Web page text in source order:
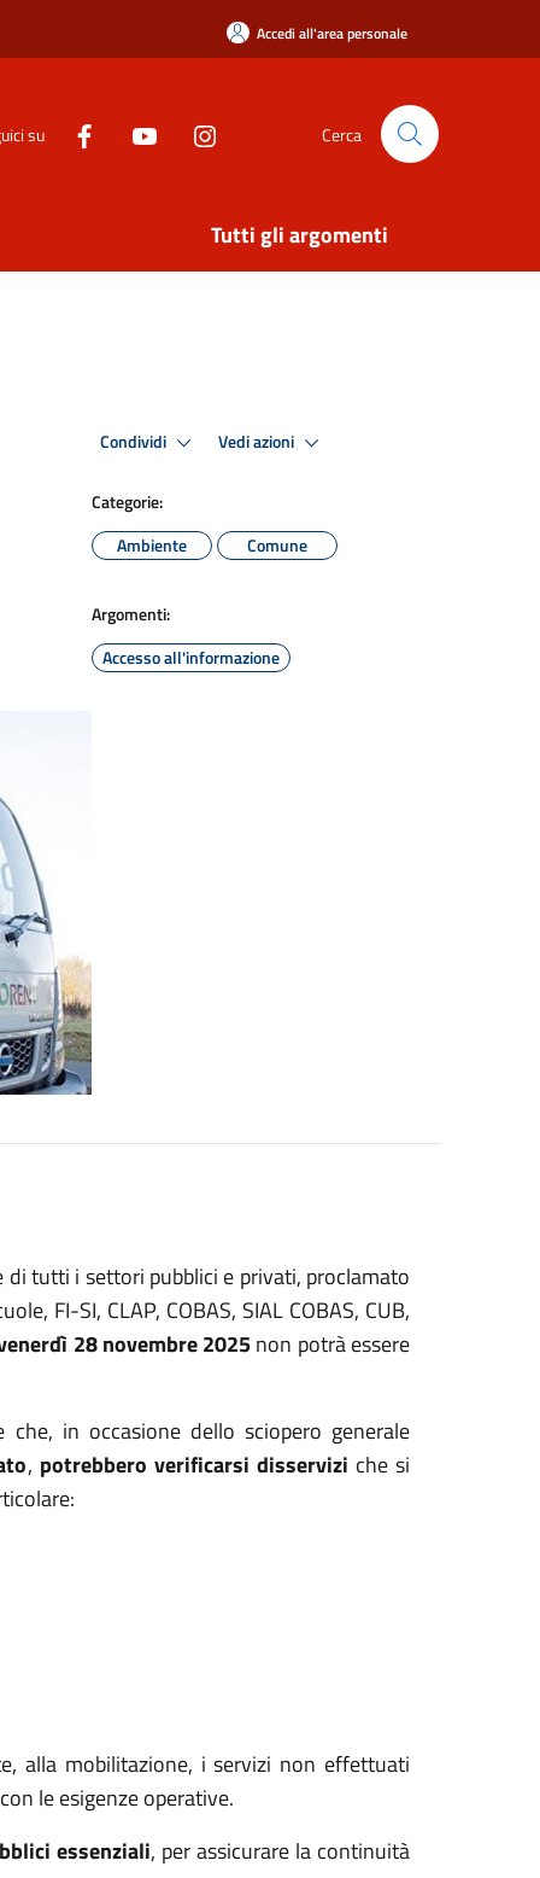
Accedi all'area personale
su Cerca
Tutti gli argomenti
Condividi Vedi azioni
Categorie:
Ambiente
Comune
Argomenti:
Accesso all'informazione
di tutti i settori pubblici e privati, proclamato
FI-SI, CLAP, COBAS, SIAL COBAS, CUB,
28 novembre 2025non potrà essere
in occasione dello sciopero generale
, potrebbero verificarsi disservizi che si
alla mobilitazione, i servizi non effettuati
le esigenze operative.
essenziali, per assicurare la continuità